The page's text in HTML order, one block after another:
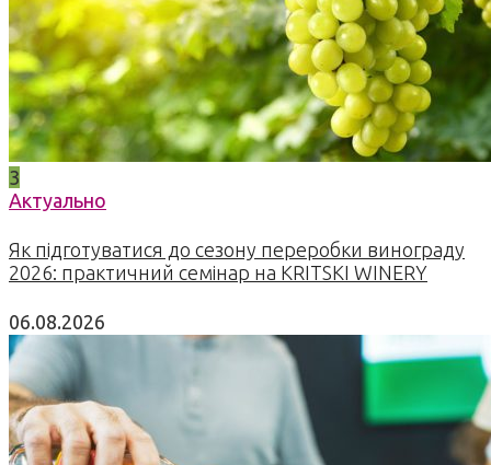
3
Актуально
Як підготуватися до сезону переробки винограду
2026: практичний семінар на KRITSKI WINERY
06.08.2026